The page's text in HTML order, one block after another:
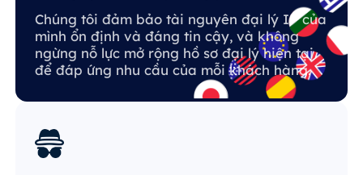
Chúng tôi đảm bảo tài nguyên đại lý IP của
mình ổn định và đáng tin cậy, và không
ngừng nỗ lực mở rộng hồ sơ đại lý hiện tại
để đáp ứng nhu cầu của mỗi khách hàng.